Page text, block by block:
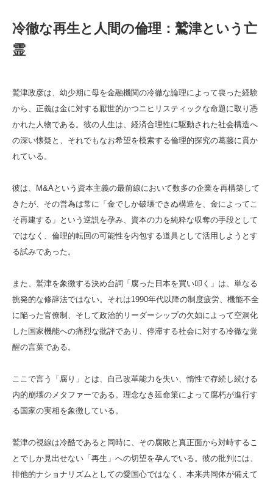
冷徹な再生と人間の倫理：鷲津という亡
霊
鷲津政彦は、幼少期に母を金融機関の冷徹な論理によって喪った経験
から、正義は金に対する厭世的かつニヒリスティックな命題に取り憑
かれた人物である。彼の人生は、経済合理性に駆動された社会構造へ
の深い懐疑と、それでもなお希望を模索する倫理的探究の葛藤に貫か
れている。
彼は、M&Aという資本主義の最前線において数多の企業を再構築して
きたが、その営為は常に「金でしか破壊できぬ構造を、金によってこ
そ再建する」という逆説を孕み、資本の力を純粋な収奪の手段として
ではなく、倫理的転回の可能性を内包する道具として活用しようとす
る試みであった。
また、鷲津を象徴する決め台詞「腐った日本を買い叩く」は、単なる
挑発的な修辞法ではない。それは1990年代以降の制度疲労、機能不全
に陥った官僚制、そして政治的リーダーシップの欠如によって空洞化
した国家機能への痛烈な批評であり、停滞する社会に対する冷徹な覚
醒の言葉である。
ここで言う「腐り」とは、自己改革能力を失い、惰性で存続し続ける
内的崩壊のメタファーである。理念なき延命策によって腐朽が進行す
る国家の実相を象徴している。
鷲津の視線は冷酷であると同時に、その腐敗と真正面から対峙するこ
とでしか見出せない「再生」への切望を孕んでいる。彼の批判には、
排他的ナショナリズムとしての愛国心ではなく、本来共同体が備えて